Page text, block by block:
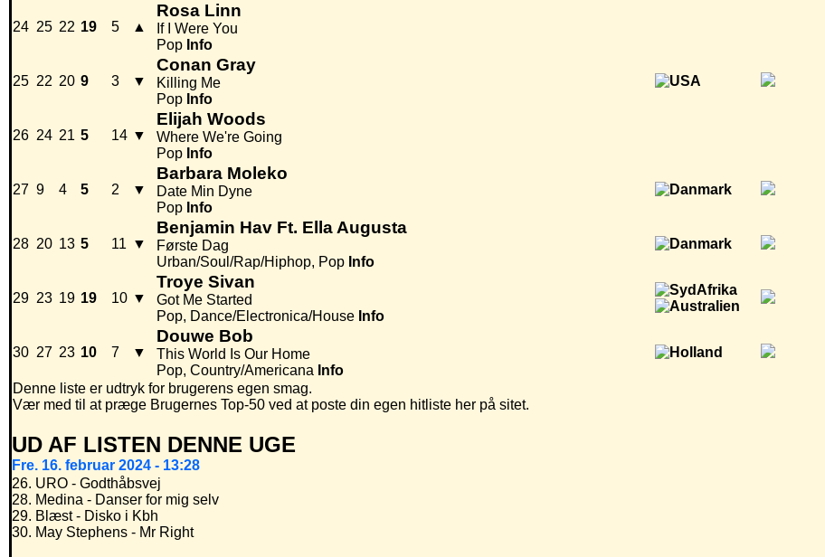
24 25 22 19 5 ▲
Rosa Linn
If I Were You
Pop Info
25 22 20 9 3 ▼
Conan Gray
Killing Me
Pop Info
26 24 21 5 14 ▼
Elijah Woods
Where We're Going
Pop Info
27 9 4 5 2 ▼
Barbara Moleko
Date Min Dyne
Pop Info
28 20 13 5 11 ▼
Benjamin Hav Ft. Ella Augusta
Første Dag
Urban/Soul/Rap/Hiphop, Pop Info
29 23 19 19 10 ▼
Troye Sivan
Got Me Started
Pop, Dance/Electronica/House Info
30 27 23 10 7 ▼
Douwe Bob
This World Is Our Home
Pop, Country/Americana Info
Denne liste er udtryk for brugerens egen smag.
Vær med til at præge Brugernes Top-50 ved at poste din egen hitliste her på sitet.
UD AF LISTEN DENNE UGE
Fre. 16. februar 2024 - 13:28
26. URO - Godthåbsvej
28. Medina - Danser for mig selv
29. Blæst - Disko i Kbh
30. May Stephens - Mr Right